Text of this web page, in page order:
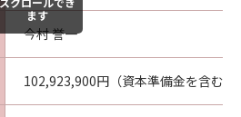
今村 誉一
102,923,900円（資本準備金を含む）
ます